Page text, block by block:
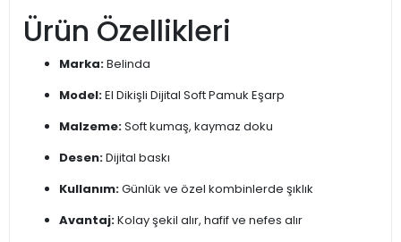
Ürün Özellikleri
Marka:Belinda
Model:El Dikişli Dijital Soft Pamuk Eşarp
Malzeme:Soft kumaş, kaymaz doku
Desen:Dijital baskı
Kullanım:Günlük ve özel kombinlerde şıklık
Avantaj:Kolay şekil alır, hafif ve nefes alır